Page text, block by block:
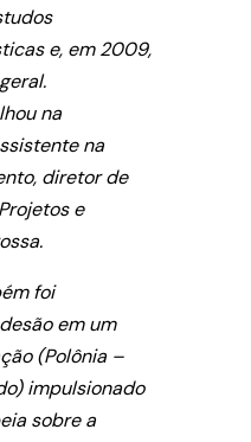
e, em 2009,
na
na
diretor de
e
foi
em um
(Polônia –
impulsionado
sobre a